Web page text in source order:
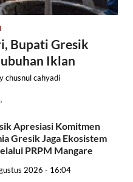
Bupati Gresik
Iklan
chusnul cahyadi
Apresiasi Komitmen
Gresik Jaga Ekosistem
PRPM Mangare
2026 - 16:04